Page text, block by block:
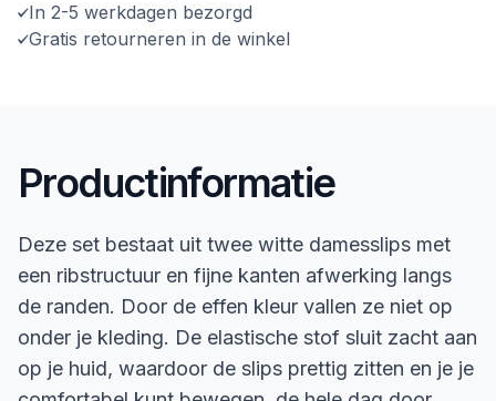
In 2-5 werkdagen bezorgd
Gratis retourneren in de winkel
Productinformatie
Deze set bestaat uit twee witte damesslips met
een ribstructuur en fijne kanten afwerking langs
de randen. Door de effen kleur vallen ze niet op
onder je kleding. De elastische stof sluit zacht aan
op je huid, waardoor de slips prettig zitten en je je